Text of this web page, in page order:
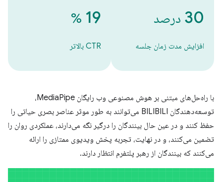
30 درصد
افزایش مدت زمان جلسه
19
%
CTR بالاتر
با راه‌حل‌های مبتنی بر هوش مصنوعی وب رایگان MediaPipe،
توسعه‌دهندگان BILIBILI می‌توانند به طور موثر عناصر بصری حیاتی را
حفظ کنند و در عین حال بینندگان را درگیر نگه می‌دارند، عملکردی روان را
تضمین می‌کنند، و در نهایت، تجربه پخش ویدیوی ممتازی را ارائه
می‌کنند که بینندگان از رهبر پلتفرم انتظار دارند.